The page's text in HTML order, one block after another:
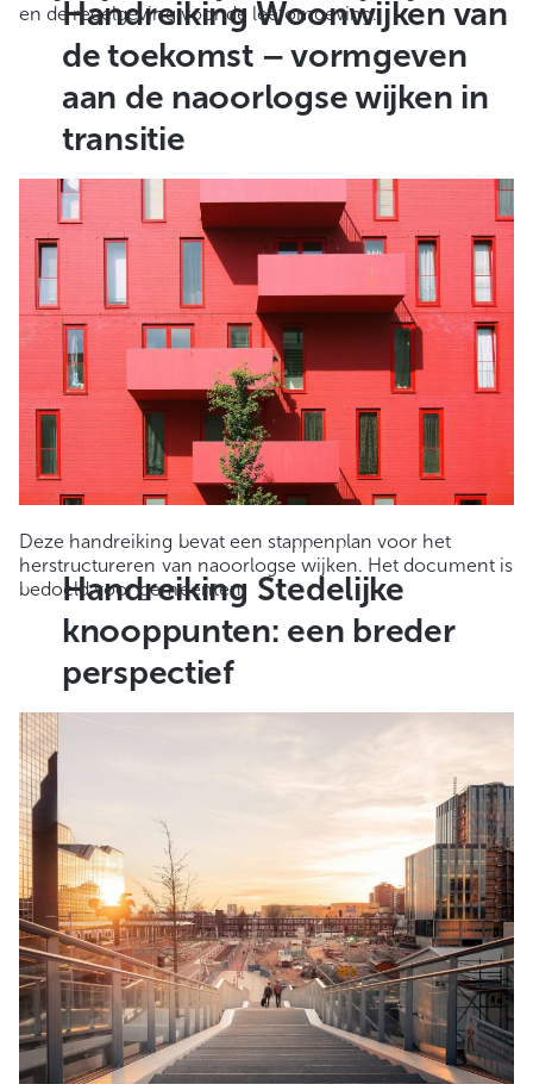
en de regelgeving voor de leefomgeving.
Handreiking Woonwijken van
de toekomst – vormgeven
aan de naoorlogse wijken in
transitie
Deze handreiking bevat een stappenplan voor het
herstructureren van naoorlogse wijken. Het document is
bedoeld voor gemeenten.
Handreiking Stedelijke
knooppunten: een breder
perspectief